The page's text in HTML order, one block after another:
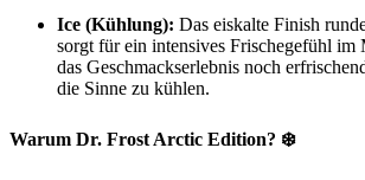
Ice (Kühlung): Das eiskalte Finish
sorgt für ein intensives Frischegefühl im
das Geschmackserlebnis noch
die Sinne zu kühlen.
Warum Dr. Frost Arctic Edition? ❄️